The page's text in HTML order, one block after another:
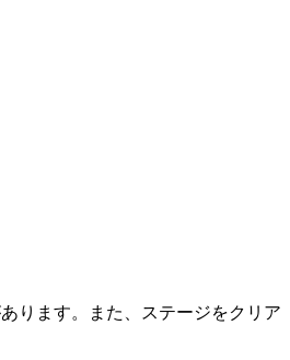
ります。また、ステージをクリア